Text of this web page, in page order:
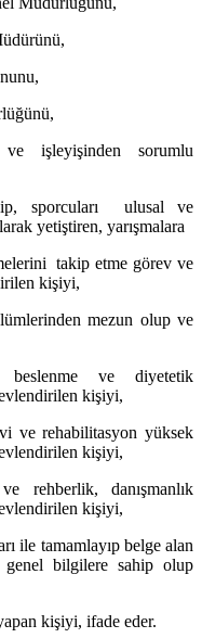
işleyişinden sorumlu
sporcuları ulusal ve
yetiştiren, yarışmalara
takip etme görev ve
kişiyi,
mezun olup ve
beslenme ve diyetetik
kişiyi,
ve rehabilitasyon yüksek
kişiyi,
rehberlik, danışmanlık
kişiyi,
ile tamamlayıp belge alan
bilgilere sahip olup
kişiyi, ifade eder.